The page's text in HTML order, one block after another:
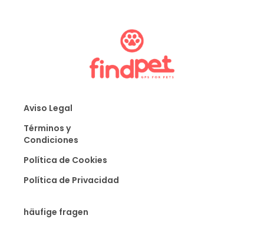
Aviso Legal
Términos y
Condiciones
Política de Cookies
Política de Privacidad
häufige fragen